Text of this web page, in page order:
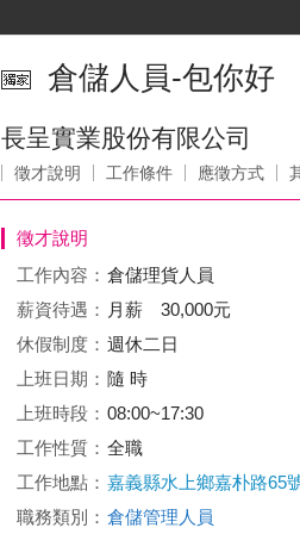
倉儲人員-包你好
長呈實業股份有限公司
徵才說明 工作條件 應徵方式
徵才說明
工作內容： 倉儲理貨人員
薪資待遇： 月薪 30,000元
休假制度： 週休二日
上班日期： 隨 時
上班時段： 08:00~17:30
工作性質： 全職
工作地點： 嘉義縣水上鄉嘉朴路65
職務類別： 倉儲管理人員